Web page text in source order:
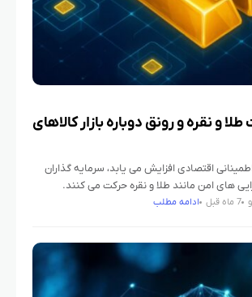
و نقره و رونق دوباره بازار کالاهای
اقتصادی افزایش می یابد، سرمایه گذاران
های امن مانند طلا و نقره حرکت می کنند.
بلاکچین، شکل 7 ماه قبل ادامه مطلب